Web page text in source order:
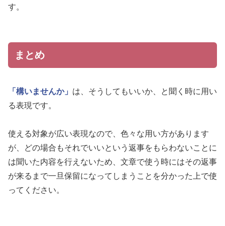
す。
まとめ
「構いませんか」 は、そうしてもいいか、と聞く時に用い
る表現です。
使える対象が広い表現なので、色々な用い方があります
が、どの場合もそれでいいという返事をもらわないことに
は聞いた内容を行えないため、文章で使う時にはその返事
が来るまで一旦保留になってしまうことを分かった上で使
ってください。